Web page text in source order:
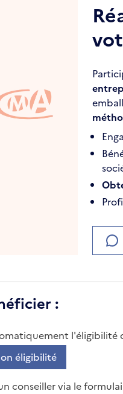
:
l'éligibilité
éligibilité
conseiller via le